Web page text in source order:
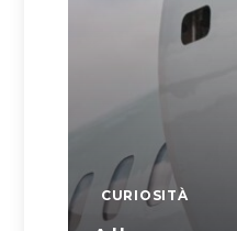
CURIOSITÀ